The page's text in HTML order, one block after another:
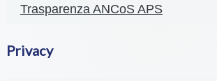
Trasparenza ANCoS APS
Privacy